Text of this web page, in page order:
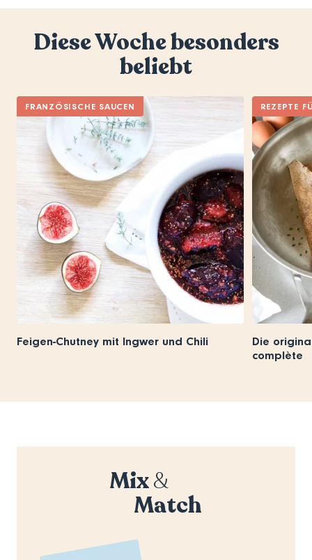
Diese Woche besonders
beliebt
FRANZÖSISCHE SAUCEN
Feigen-Chutney mit Ingwer und Chili
REZEPTE
Die
complète
Mix&
Match